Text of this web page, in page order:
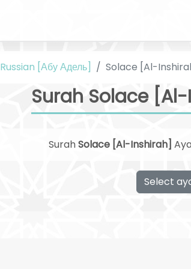
Russian [Абу Адель] Solace [Al-
Surah Solace
SurahSolace [Al-Inshirah]
Select